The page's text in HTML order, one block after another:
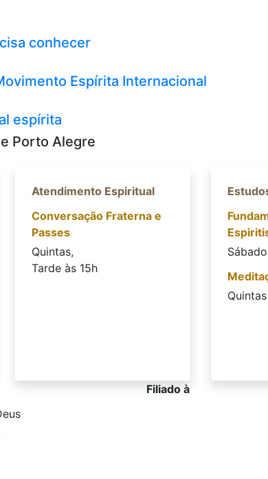
conhecer
Espírita Internacional
espírita
Porto Alegre
Atendimento Espiritual
Conversação Fraterna e
Passes
Quintas,
Tarde às 15h
Filiado à